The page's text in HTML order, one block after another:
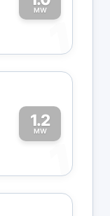
MW
1
1.2
MW
1